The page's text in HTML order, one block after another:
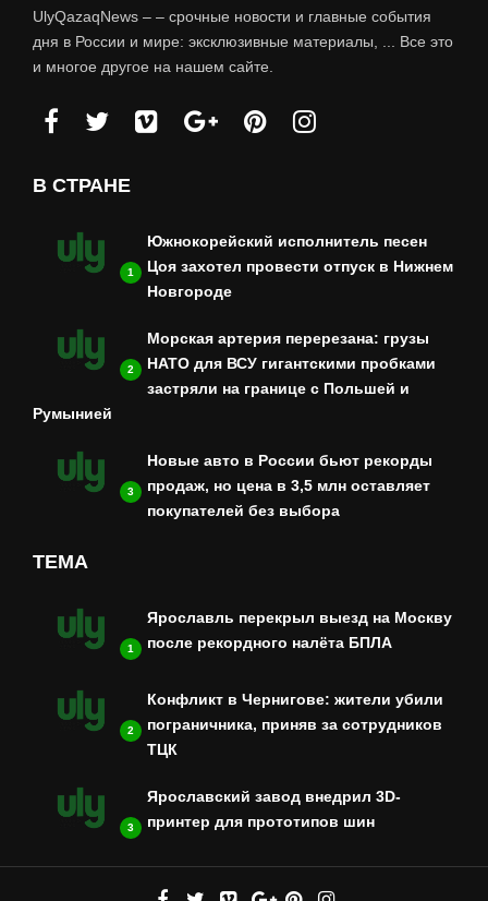
UlyQazaqNews – – срочные новости и главные события
дня в России и мире: эксклюзивные материалы, ... Все это
и многое другое на нашем сайте.
В СТРАНЕ
1
Южнокорейский исполнитель песен
Цоя захотел провести отпуск в Нижнем
Новгороде
2
Морская артерия перерезана: грузы
НАТО для ВСУ гигантскими пробками
застряли на границе с Польшей и
Румынией
3
Новые авто в России бьют рекорды
продаж, но цена в 3,5 млн оставляет
покупателей без выбора
ТЕМА
1
Ярославль перекрыл выезд на Москву
после рекордного налёта БПЛА
2
Конфликт в Чернигове: жители убили
пограничника, приняв за сотрудников
ТЦК
3
Ярославский завод внедрил 3D-
принтер для прототипов шин